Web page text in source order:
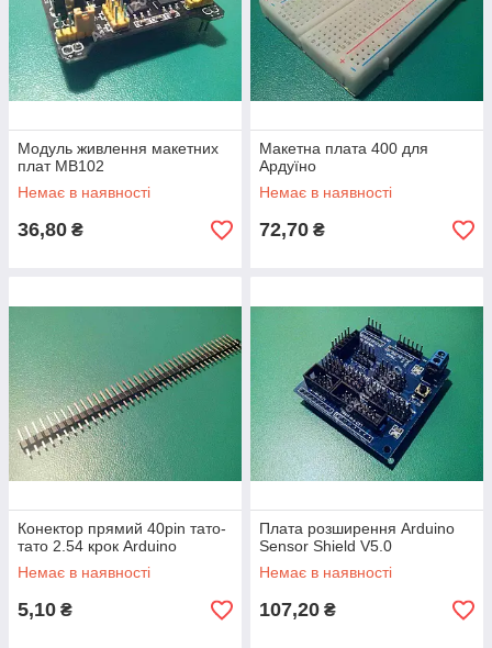
Модуль живлення макетних
плат MB102
Немає в наявності
36,80 ₴
Макетна плата 400 для
Ардуїно
Немає в наявності
72,70 ₴
Конектор прямий 40pin тато-
тато 2.54 крок Arduino
Немає в наявності
5,10 ₴
Плата розширення Arduino
Sensor Shield V5.0
Немає в наявності
107,20 ₴